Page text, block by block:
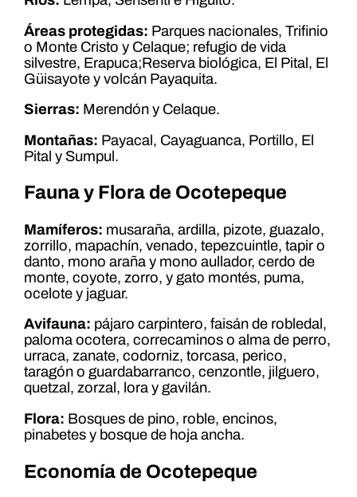
Áreas protegidas: Parques nacionales, Trifinio
o Monte Cristo y Celaque; refugio de vida
silvestre, Erapuca;Reserva biológica, El Pital, El
Güisayote y volcán Payaquita.
Sierras: Merendón y Celaque.
Montañas: Payacal, Cayaguanca, Portillo, El
Pital y Sumpul.
Fauna y Flora de Ocotepeque
Mamíferos: musaraña, ardilla, pizote, guazalo,
zorrillo, mapachín, venado, tepezcuintle, tapir o
danto, mono araña y mono aullador, cerdo de
monte, coyote, zorro, y gato montés, puma,
ocelote y jaguar.
Avifauna: pájaro carpintero, faisán de robledal,
paloma ocotera, correcaminos o alma de perro,
urraca, zanate, codorniz, torcasa, perico,
taragón o guardabarranco, cenzontle, jilguero,
quetzal, zorzal, lora y gavilán.
Flora: Bosques de pino, roble, encinos,
pinabetes y bosque de hoja ancha.
Economía de Ocotepeque